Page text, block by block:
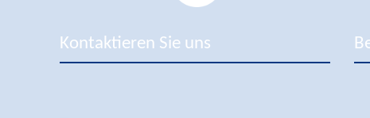
Kontaktieren Sie uns